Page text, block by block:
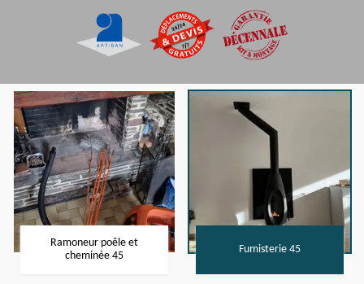
Ramoneur poêle et
cheminée 45
Fumisterie 45